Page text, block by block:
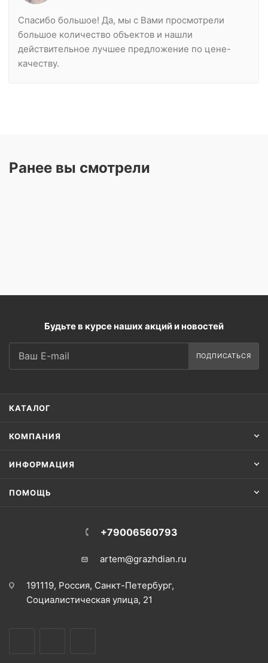
Спасибо большое! Да, мы с Вами просмотрели
большое количество объектов и нашли
действительное лучшее предложение по цене-
качеству.
Ранее вы смотрели
Будьте в курсе наших акций и новостей
ПОДПИСАТЬСЯ
КАТАЛОГ
КОМПАНИЯ
ИНФОРМАЦИЯ
ПОМОЩЬ
+79006560793
artem@grazhdian.ru
191119, Россия, Санкт-Петербург,
Социалистическая улица, 21